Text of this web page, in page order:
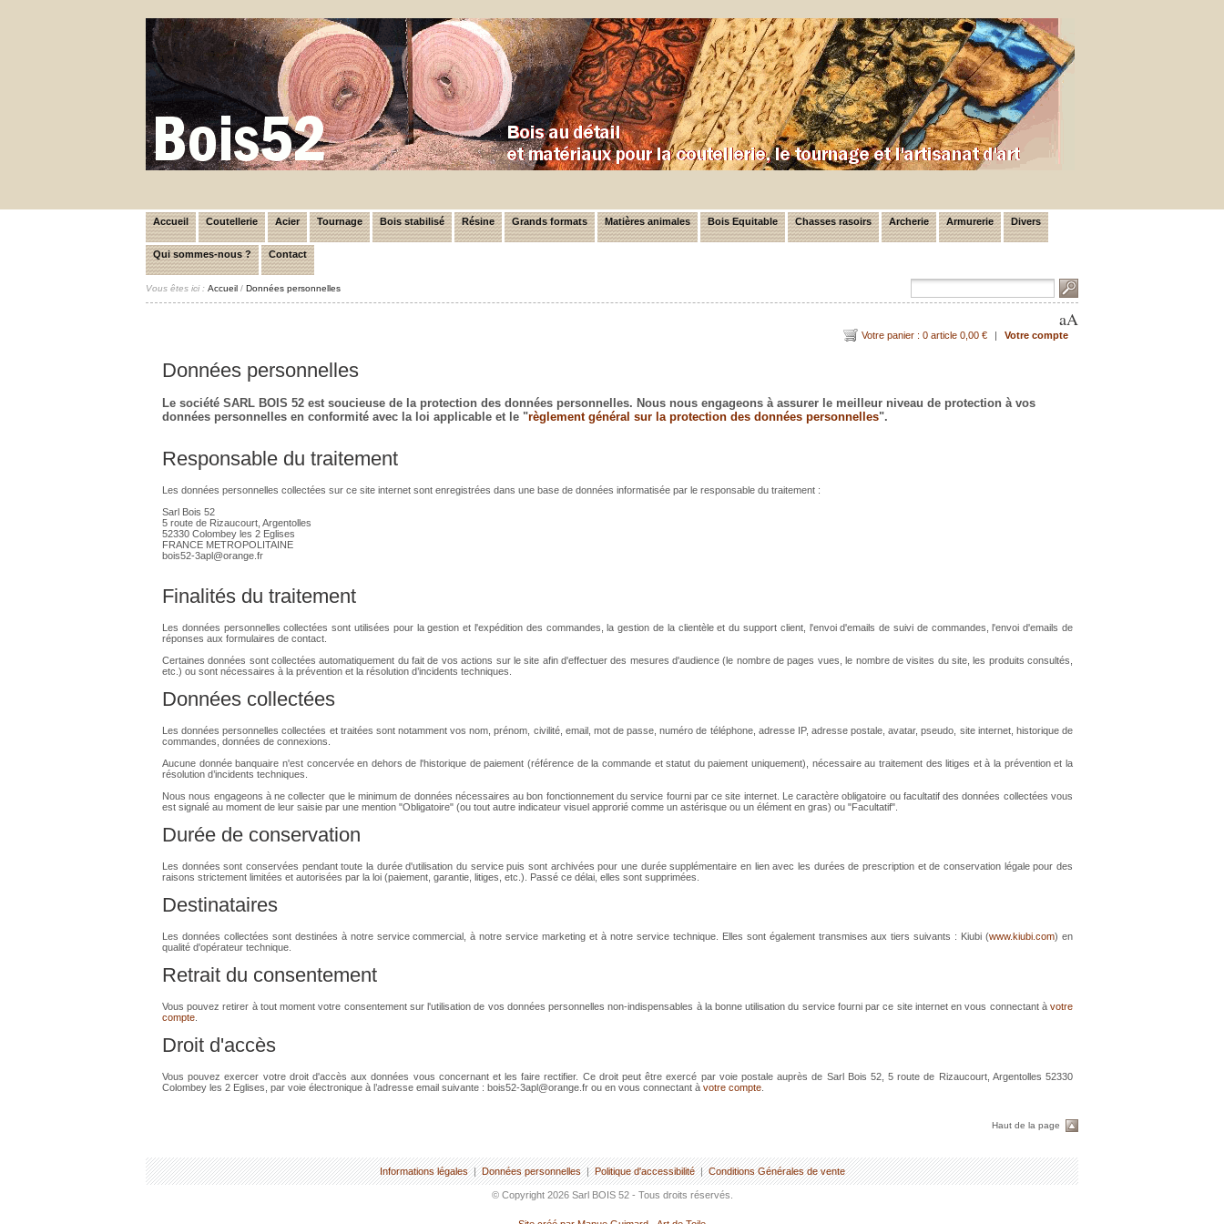
Accueil Coutellerie Acier Tournage Bois stabilisé Résine Grands formats Matières animales Bois Equitable Chasses rasoirs Archerie Armurerie Divers
Qui sommes-nous ? Contact
Vous êtes ici : Accueil / Données personnelles
aA
Votre panier : 0 article 0,00 € | Votre compte
Données personnelles
Le société SARL BOIS 52 est soucieuse de la protection des données personnelles. Nous nous engageons à assurer le meilleur niveau de protection à vos
données personnelles en conformité avec la loi applicable et le "règlement général sur la protection des données personnelles".
Responsable du traitement
Les données personnelles collectées sur ce site internet sont enregistrées dans une base de données informatisée par le responsable du traitement :
Sarl Bois 52
5 route de Rizaucourt, Argentolles
52330 Colombey les 2 Eglises
FRANCE METROPOLITAINE
bois52-3apl@orange.fr
Finalités du traitement
Les données personnelles collectées sont utilisées pour la gestion et l'expédition des commandes, la gestion de la clientèle et du support client, l'envoi d'emails de suivi de commandes, l'envoi d'emails de
réponses aux formulaires de contact.
Certaines données sont collectées automatiquement du fait de vos actions sur le site afin d'effectuer des mesures d'audience (le nombre de pages vues, le nombre de visites du site, les produits consultés,
etc.) ou sont nécessaires à la prévention et la résolution d’incidents techniques.
Données collectées
Les données personnelles collectées et traitées sont notamment vos nom, prénom, civilité, email, mot de passe, numéro de téléphone, adresse IP, adresse postale, avatar, pseudo, site internet, historique de
commandes, données de connexions.
Aucune donnée banquaire n'est concervée en dehors de l'historique de paiement (référence de la commande et statut du paiement uniquement), nécessaire au traitement des litiges et à la prévention et la
résolution d’incidents techniques.
Nous nous engageons à ne collecter que le minimum de données nécessaires au bon fonctionnement du service fourni par ce site internet. Le caractère obligatoire ou facultatif des données collectées vous
est signalé au moment de leur saisie par une mention "Obligatoire" (ou tout autre indicateur visuel approrié comme un astérisque ou un élément en gras) ou "Facultatif".
Durée de conservation
Les données sont conservées pendant toute la durée d'utilisation du service puis sont archivées pour une durée supplémentaire en lien avec les durées de prescription et de conservation légale pour des
raisons strictement limitées et autorisées par la loi (paiement, garantie, litiges, etc.). Passé ce délai, elles sont supprimées.
Destinataires
Les données collectées sont destinées à notre service commercial, à notre service marketing et à notre service technique. Elles sont également transmises aux tiers suivants : Kiubi (www.kiubi.com) en
qualité d'opérateur technique.
Retrait du consentement
Vous pouvez retirer à tout moment votre consentement sur l'utilisation de vos données personnelles non-indispensables à la bonne utilisation du service fourni par ce site internet en vous connectant à votre
compte
Droit d'accès
Vous pouvez exercer votre droit d'accès aux données vous concernant et les faire rectifier. Ce droit peut être exercé par voie postale auprès de Sarl Bois 52, 5 route de Rizaucourt, Argentolles 52330
Colombey les 2 Eglises, par voie électronique à l’adresse email suivante : bois52-3apl@orange.fr ou en vous connectant à votre compte
Haut de la page
Informations légales | Données personnelles | Politique d'accessibilité | Conditions Générales de vente
© Copyright 2026 Sarl BOIS 52 - Tous droits réservés.